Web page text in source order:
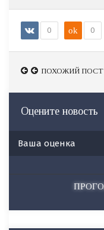
0 ok 0
ПОХОЖИЙ ПОСТ
ПОХОЖИЙ ПОСТ
Оцените новость
Ваша оценка